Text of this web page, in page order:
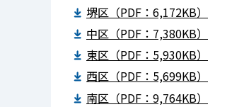
堺区（PDF：6,172KB）
中区（PDF：7,380KB）
東区（PDF：5,930KB）
西区（PDF：5,699KB）
南区（PDF：9,764KB）